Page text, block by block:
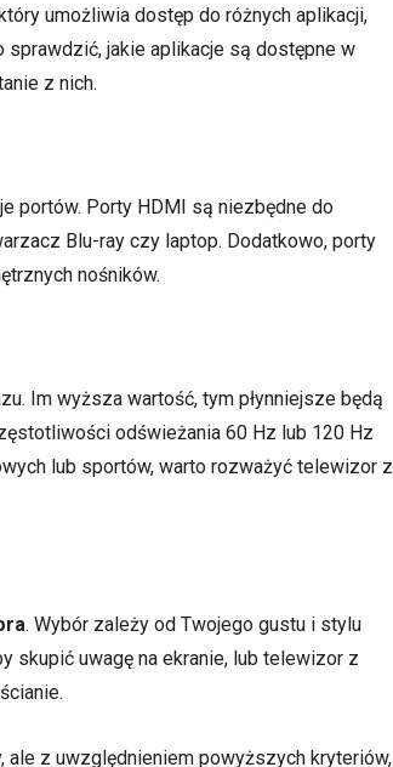
umożliwia dostęp do różnych aplikacji,
sprawdzić, jakie aplikacje są dostępne w
z nich.
portów. Porty HDMI są niezbędne do
Blu-ray czy laptop. Dodatkowo, porty
nośników.
Im wyższa wartość, tym płynniejsze będą
odświeżania 60 Hz lub 120 Hz
lub sportów, warto rozważyć telewizor z
. Wybór zależy od Twojego gustu i stylu
skupić uwagę na ekranie, lub telewizor z
ale z uwzględnieniem powyższych kryteriów,